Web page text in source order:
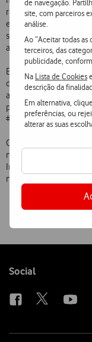
de navegação.
site, com parceiros
análise.
Ao “Aceitar todas as
terceiros, das
publicidade,
Na Lista de Cookies
descrição da
Em alternativa,
preferências, ou
alterar as suas
registar fotografias em
entre amigos. O gif
simultâneo de 52
as imagens e o
Esta ativação da Yorn
durante os seis dias de
ao Cinema São Jorge,
partilhada de imediato
#yorn360.
Os Clientes Yorn vão
numa sessão à sua
Internacional de
no Teatro Tivoli.
Follow
Social